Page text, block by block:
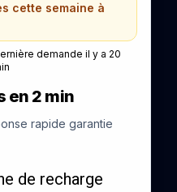
cette semaine à
demande il y a 20
en 2 min
rapide garantie
de recharge